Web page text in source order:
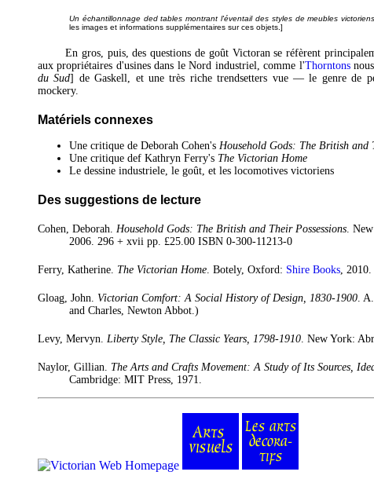
Un échantillonnage ded tables montrant l'éventail des styles de meubles victoriens
les images et informations supplémentaires sur ces objets.]
En gros, puis, des questions de goût Victoran se réfèrent
aux propriétaires d'usines dans le Nord industriel, comme l'Thorntons
du Sud] de Gaskell, et une très riche trendsetters vue — le genre de
mockery.
Matériels connexes
Une critique de Deborah Cohen's Household Gods: The British and
Une critique def Kathryn Ferry's The Victorian Home
Le dessine industriele, le goût, et les locomotives victoriens
Des suggestions de lecture
Cohen, Deborah. Household Gods: The British and Their Possessions.
2006. 296 + xvii pp. £25.00 ISBN 0-300-11213-0
Ferry, Katherine. The Victorian Home. Botely, Oxford: Shire Books,
Gloag, John. Victorian Comfort: A Social History of Design, 1830-1900.
and Charles, Newton Abbot.)
Levy, Mervyn. Liberty Style, The Classic Years, 1798-1910. New York:
Naylor, Gillian. The Arts and Crafts Movement: A Study of Its Sources,
Cambridge: MIT Press, 1971.